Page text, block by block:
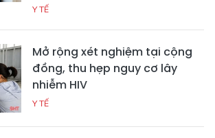
Y TẾ
Mở rộng xét nghiệm tại cộng
đồng, thu hẹp nguy cơ lây
nhiễm HIV
Y TẾ